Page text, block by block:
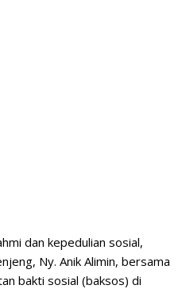
dan kepedulian sosial,
Ny. Anik Alimin, bersama
bakti sosial (baksos) di